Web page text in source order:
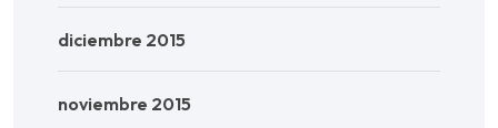
diciembre 2015
noviembre 2015